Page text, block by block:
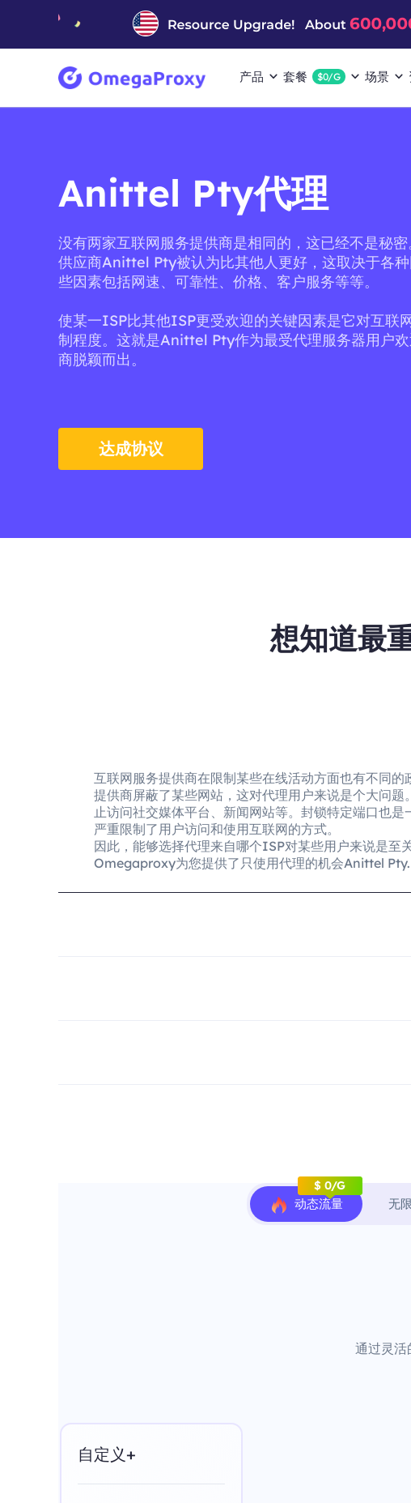
产品 套餐 $0/G 场景
Anittel Pty代理
没有两家互联网服务提供商是相同的，这已经不是秘
供应商Anittel Pty被认为比其他人更好，这取决于各
些因素包括网速、可靠性、价格、客户服务等等。
使某一ISP比其他ISP更受欢迎的关键因素是它对互联
制程度。这就是Anittel Pty作为最受代理服务器用户
商脱颖而出。
达成协议
想知道最
互联网服务提供商在限制某些在线活动方面也有不同的
提供商屏蔽了某些网站，这对代理用户来说是个大问题
止访问社交媒体平台、新闻网站等。封锁特定端口也是
严重限制了用户访问和使用互联网的方式。
因此，能够选择代理来自哪个ISP对某些用户来说是至关
Omegaproxy为您提供了只使用代理的机会Anittel Pty.
动态流量
$ 0/G
无
通过灵活
自定义+